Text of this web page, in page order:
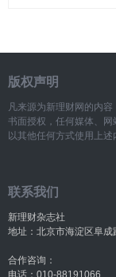
版权声明
凡来源为新理财网的内
书面授权，任何媒体、
以其他任何方式使用上
联系我们
新理财杂志社
地址：北京市海淀区阜
合作咨询：
电话：010-88191066